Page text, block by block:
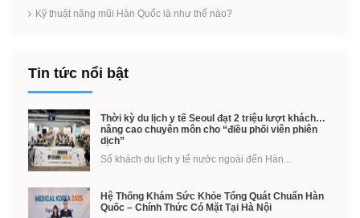
Kỹ thuật nâng mũi Hàn Quốc là như thế nào?
Tin tức nổi bật
Thời kỳ du lịch y tế Seoul đạt 2 triệu lượt khách…
nâng cao chuyên môn cho “điều phối viên phiên
dịch”
Số khách du lịch y tế nước ngoài đến Hàn...
Hệ Thống Khám Sức Khỏe Tổng Quát Chuẩn Hàn
Quốc – Chính Thức Có Mặt Tại Hà Nội